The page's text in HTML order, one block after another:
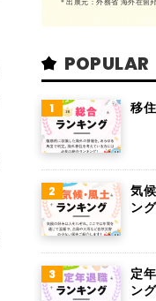
パ
＊出展元：外務省 海外在
POPULAR
移
気
ング
定
ング